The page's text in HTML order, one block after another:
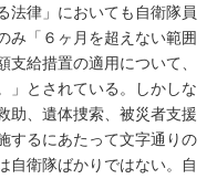
法律」においても自衛隊員
み「６ヶ月を超えない範囲
給措置の適用について、
」とされている。しかしな
助、遺体捜索、被災者支援
するにあたって文字通りの
自衛隊ばかりではない。自